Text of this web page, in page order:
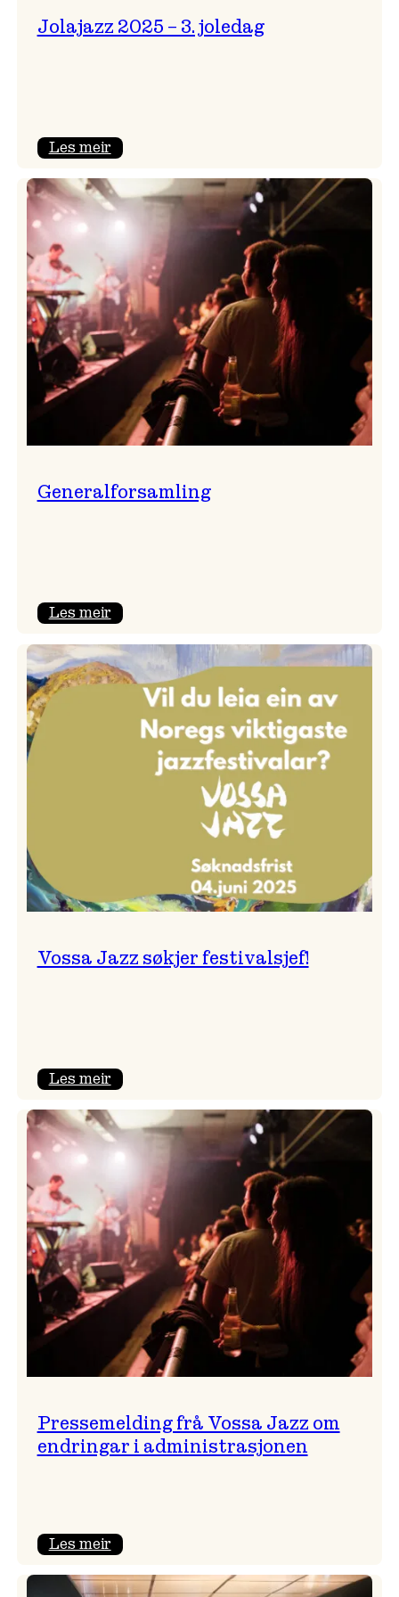
Jolajazz 2025 – 3. joledag
Les meir:
2025
–
joledag
Generalforsamling
Les meir:
Vossa Jazz søkjer festivalsjef!
Les meir:
Jazz
søkjer
Pressemelding frå Vossa Jazz om
endringar i administrasjonen
Les meir:
frå